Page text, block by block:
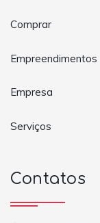
Comprar
Empreendimentos
Empresa
Serviços
Contatos